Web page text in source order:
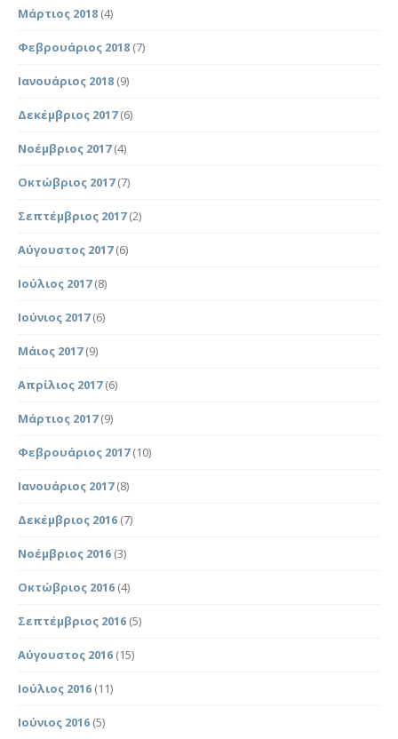
Μάρτιος 2018 (4)
Φεβρουάριος 2018 (7)
Ιανουάριος 2018 (9)
Δεκέμβριος 2017(6)
Νοέμβριος 2017(4)
Οκτώβριος 2017(7)
Σεπτέμβριος 2017(2)
Αύγουστος 2017(6)
Ιούλιος 2017(8)
Ιούνιος 2017(6)
Μάιος 2017(9)
Απρίλιος 2017(6)
Μάρτιος 2017(9)
Φεβρουάριος 2017(10)
Ιανουάριος 2017(8)
Δεκέμβριος 2016 (7)
Νοέμβριος 2016 (3)
Οκτώβριος 2016 (4)
Σεπτέμβριος 2016 (5)
Αύγουστος 2016 (15)
Ιούλιος 2016 (11)
Ιούνιος 2016 (5)